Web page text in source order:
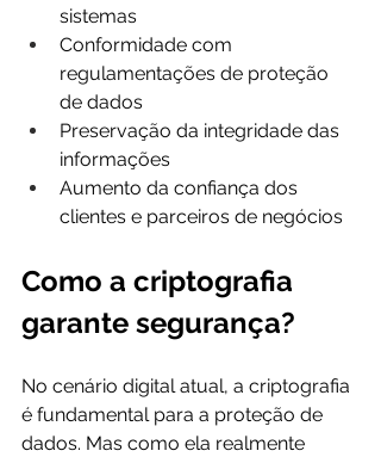
sistemas
Conformidade com
regulamentações de proteção
de dados
Preservação da integridade das
informações
Aumento da confiança dos
clientes e parceiros de negócios
Como a criptografia
garante segurança?
No cenário digital atual, a criptografia
é fundamental para a proteção de
dados. Mas como ela realmente